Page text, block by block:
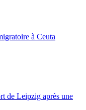
à Ceuta
de Leipzig après une